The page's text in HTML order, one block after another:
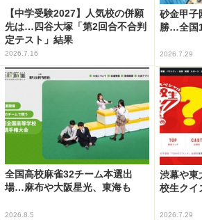
【中学受験2027】人気校の併願
先は…四谷大塚「第2回合不合判
定テスト」結果
2026.7.16
砂金甲子
勝…全国
2026.7.29
全国高校麻雀32チーム本選出
場…麻布や大阪星光、東海も
2026.8.5
渋幕や東
校生クイ
2026.7.29